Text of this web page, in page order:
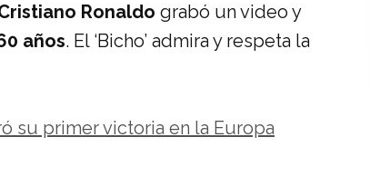
Ronaldo grabó un video y
años. El ‘Bicho’ admira y respeta la
su primer victoria en la Europa